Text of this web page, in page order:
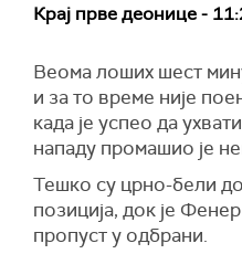
Крај прве деонице -
Веома лоших шест
и за то време није
када је успео да
нападу промашио је
Тешко су црно-бели
позиција, док је
пропуст у одбрани.